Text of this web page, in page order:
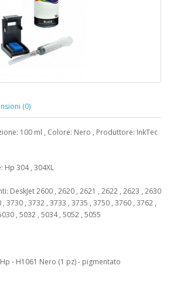
(0)
100 ml , Colore: Nero , Produttore: InkTec
Hp 304 , 304XL
DeskJet 2600 , 2620 , 2621 , 2622 , 2623 , 2630
3730 , 3732 , 3733 , 3735 , 3750 , 3760 , 3762 ,
, 5032 , 5034 , 5052 , 5055
- H1061 Nero (1 pz) - pigmentato